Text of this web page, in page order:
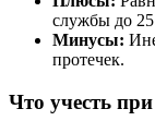
службы до 25
Минусы:
протечек.
Что учесть